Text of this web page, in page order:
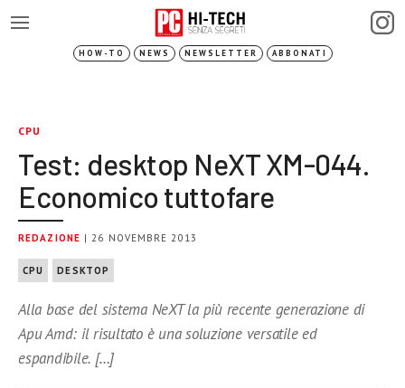
HOW-TO NEWS NEWSLETTER ABBONATI
CPU
Test: desktop NeXT XM-044.
Economico tuttofare
REDAZIONE | 26 NOVEMBRE 2013
CPU DESKTOP
Alla base del sistema NeXT la più recente generazione di
Apu Amd: il risultato è una soluzione versatile ed
espandibile. […]